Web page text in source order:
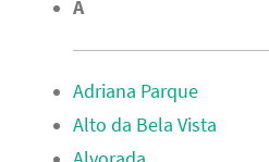
A
Adriana Parque
Alto da Bela Vista